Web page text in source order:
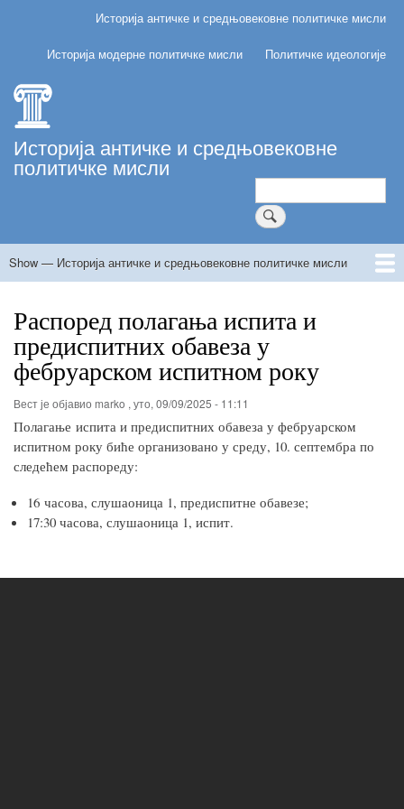
to
main
навигација
Историја античке и средњовековне политичке мисли
Историја модерне политичке мисли Политичке идеологије
Историја античке и средњовековне
политичке мисли
Претрага
Историја
средњовековне
политичке
мисли
Show — Историја античке и средњовековне политичке мисли
Распоред полагања испита и
предиспитних обавеза у
фебруарском испитном року
Вест је објавио marko , уто, 09/09/2025 - 11:11
Полагање испита и предиспитних обавеза у фебруарском
испитном року биће организовано у среду, 10. септембра по
следећем распореду:
16 часова, слушаоница 1, предиспитне обавезе;
17:30 часова, слушаоница 1, испит.